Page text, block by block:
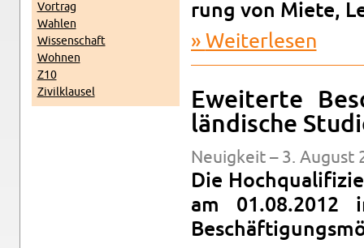
Vor­trag
Wah­len
Wis­sen­schaft
Woh­nen
Z10
Zi­vil­klau­sel
rung von Miete,
Wei­ter­le­sen
Ewei­ter­te
län­di­sche
Neu­ig­keit – 3. Au­gust
Die
am 01.08.2012